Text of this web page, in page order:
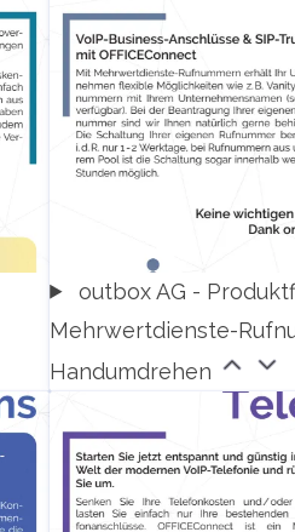
outbox AG -
Mehrwertdienste-
Handumdrehen